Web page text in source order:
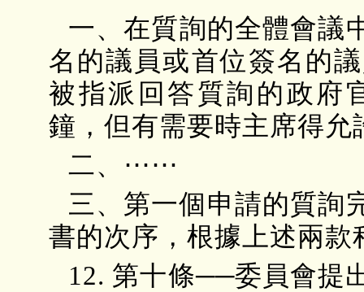
一、在質詢的全體會議
名的議員或首位簽名的
被指派回答質詢的政府
鐘，但有需要時主席得允
二、⋯⋯
三、第一個申請的質詢
書的次序，根據上述兩款
12. 第十條──委員會提